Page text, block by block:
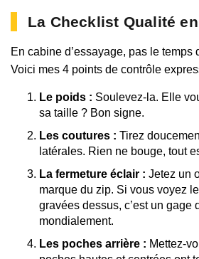
La Checklist Qualité
En cabine d’essayage, pas le temps
Voici mes 4 points de contrôle
Le poids : Soulevez-la. Elle
sa taille ? Bon signe.
Les coutures : Tirez
latérales. Rien ne bouge, tout
La fermeture éclair : Jetez un
marque du zip. Si vous voyez
gravées dessus, c’est un gage
mondialement.
Les poches arrière : Mettez-